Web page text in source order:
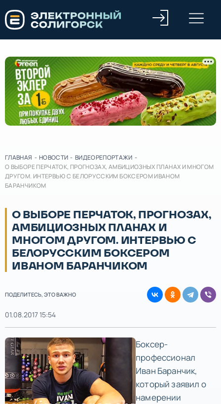
ГЛАВНАЯ - НОВОСТИ - ВИДЕОРЕПОРТАЖИ -
О ВЫБОРЕ ПЕРЧАТОК, ПРОГНОЗАХ, АМБИЦИОЗНЫХ ПЛАНАХ И МНОГОМ
ДРУГОМ. ИНТЕРВЬЮ С БЕЛОРУССКИМ БОКСЕРОМ ИВАНОМ
БАРАНЧИКОМ
О ВЫБОРЕ ПЕРЧАТОК, ПРОГНОЗАХ,
АМБИЦИОЗНЫХ ПЛАНАХ И
МНОГОМ ДРУГОМ. ИНТЕРВЬЮ С
БЕЛОРУССКИМ БОКСЕРОМ
ИВАНОМ БАРАНЧИКОМ
ПОДЕЛИТЕСЬ, ЭТО ВАЖНО
01.08.2017 15:54
Боксер-
профессионал
Иван Баранчик,
который заявил о
намерении